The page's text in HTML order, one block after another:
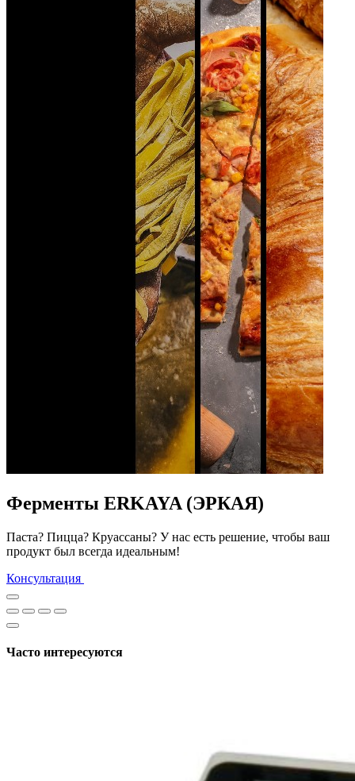
Ферменты ERKAYA (ЭРКАЯ)
Паста? Пицца? Круассаны? У нас есть решение, чтобы ваш
продукт был всегда идеальным!
Консультация
Часто интересуются